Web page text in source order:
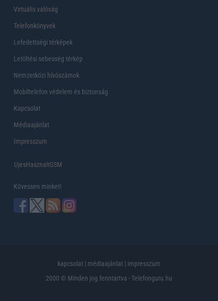
Virtuális valóság
Telefonkönyvek
Lefedettségi térképek
Letöltési sebesség térkép
Nemzetközi hívószámok
Mobiltelefon védelem és biztonság
Kapcsolat
Médiaajánlat
Impresszum
UjesHasznaltGSM
Kövessen minket!
kapcsolat | médiaajánlat | impresszum
2000 © Minden jog fenntartva - Telefonguru.hu